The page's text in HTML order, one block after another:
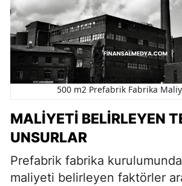
500 m2 Prefabrik Fabrika
MALIYETI BELIRLEYEN
UNSURLAR
Prefabrik fabrika
maliyeti belirleyen faktörler